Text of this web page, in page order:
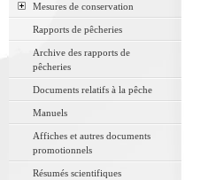
Mesures de conservation
Rapports de pêcheries
Archive des rapports de
pêcheries
Documents relatifs à la pêche
Manuels
Affiches et autres documents
promotionnels
Résumés scientifiques